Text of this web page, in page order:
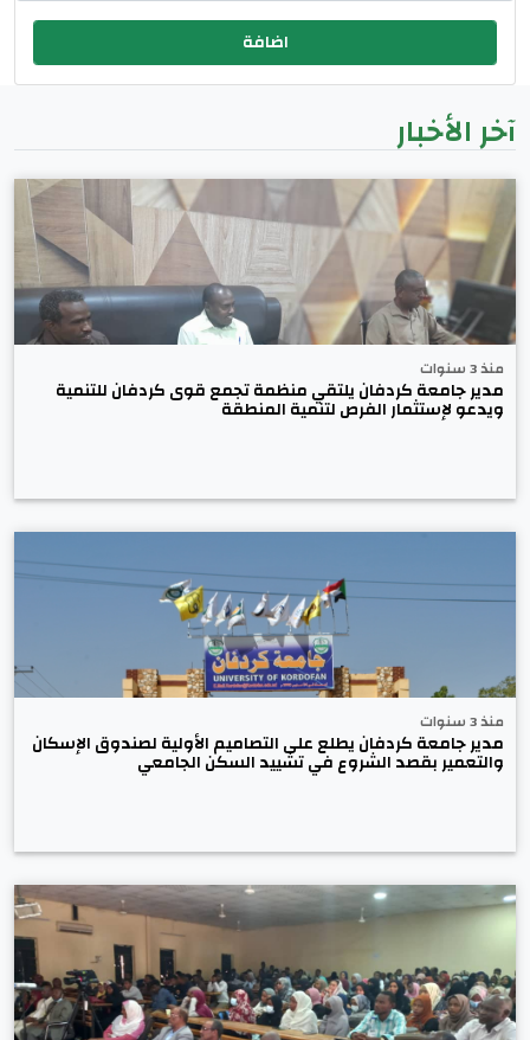
آخر الأخبار
منذ 3 سنوات
مدير جامعة كردفان يلتقي منظمة تجمع قوى كردفان للتنمية
ويدعو لإستثمار الفرص لتنمية المنطقة
منذ 3 سنوات
مدير جامعة كردفان يطلع على التصاميم الأولية لصندوق الإسكان
والتعمير بقصد الشروع في تشييد السكن الجامعي